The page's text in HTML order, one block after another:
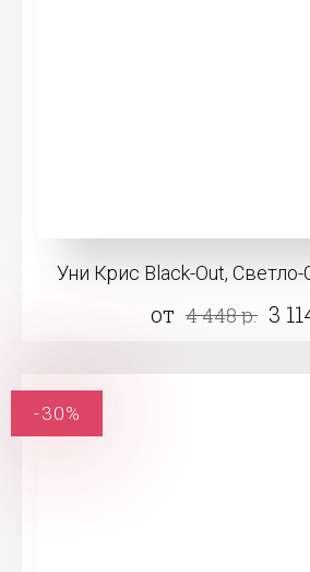
Уни Крис Black-Out,
от 4 448 р. 3
-30%